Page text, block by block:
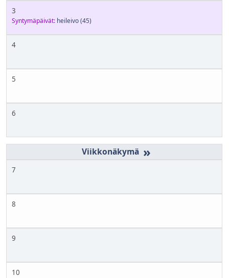
3
Syntymäpäivät: heileivo(45)
4
5
6
»
7
8
9
10